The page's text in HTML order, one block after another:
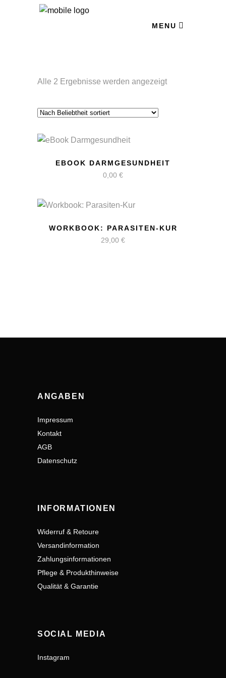
MENU
Alle 2 Ergebnisse werden angezeigtNach
EBOOK DARMGESUNDHEIT
0,00 €
WORKBOOK: PARASITEN-KUR
29,00 €
ANGABEN
Impressum
Kontakt
AGB
Datenschutz
INFORMATIONEN
Widerruf & Retoure
Versandinformation
Zahlungsinformationen
Pflege & Produkthinweise
Qualität & Garantie
SOCIAL MEDIA
Instagram